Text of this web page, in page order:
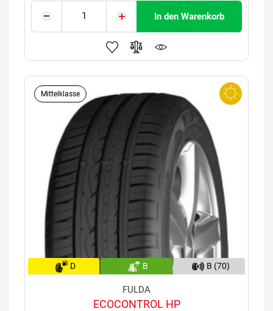
In den Warenkorb
Mittelklasse
D B B (70)
FULDA
ECOCONTROL HP